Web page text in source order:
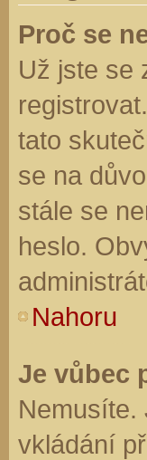
Proč se
Už jste se
tato
se na
stále se
heslo.
Nahoru
Je vůbec
Nemusíte.
vkládání